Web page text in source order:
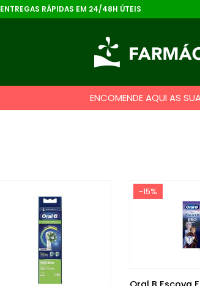
ENTREGAS RÁPIDAS EM 24/48H ÚTEIS
ENCOMENDE AQUI AS
-15%